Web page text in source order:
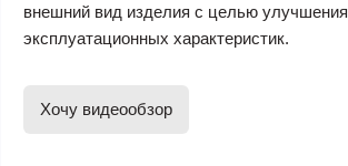
внешний вид изделия с целью улучшения
эксплуатационных характеристик.
Хочу видеообзор